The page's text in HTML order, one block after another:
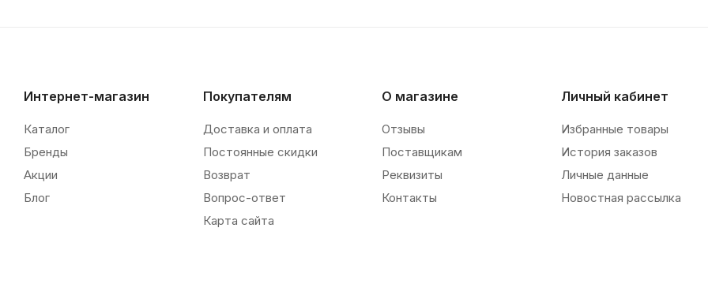
Интернет-магазин
Каталог
Бренды
Акции
Блог
Покупателям
Доставка и оплата
Постоянные скидки
Возврат
Вопрос-ответ
Карта сайта
О магазине
Отзывы
Поставщикам
Реквизиты
Контакты
Личный кабинет
Избранные товары
История заказов
Личные данные
Новостная рассылка